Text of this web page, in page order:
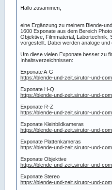
Hallo zusammen,
eine Ergänzung zu meinem Blende-
1600 Exponate aus dem Bereich
Objektive, Filmmaterial, Labortechnik,
vorgestellt. Dabei werden analoge und
Um diese vielen Exponate besser zu
Inhaltsverzeichnissen:
Exponate A-G
https://blende-und-zeit.sirutor-und-
Exponate H-Q
https://blende-und-zeit.sirutor-und-
Exponate R-Z
https://blende-und-zeit.sirutor-und-
Exponate Kleinbildkameras
https://blende-und-zeit.sirutor-und-
Exponate Plattenkameras
https://blende-und-zeit.sirutor-und-
Exponate Objektive
https://blende-und-zeit.sirutor-und-
Exponate Stereo
https://blende-und-zeit.sirutor-und-